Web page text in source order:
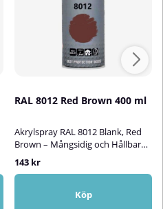
RAL 8012 Red Brown 400 ml
Akrylspray RAL 8012 Blank, Red
Brown – Mångsidig och Hållbar
AkryllackAkrylspray RAL 8012 Red
Brown är en slitstark, blank
akryllack av hög kvalitet, perfekt
för att bättringsmåla, skydda och
143 kr
Köp